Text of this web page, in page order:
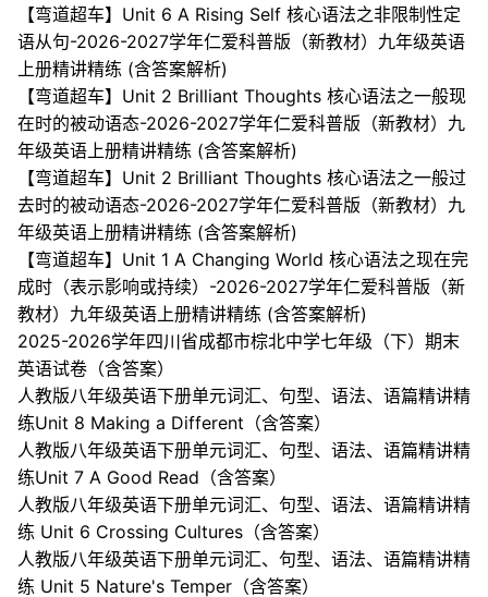
【弯道超车】Unit 6 A Rising Self 核心语法之非限制性定
语从句-2026-2027学年仁爱科普版（新教材）九年级英语
上册精讲精练 (含答案解析)
【弯道超车】Unit 2 Brilliant Thoughts 核心语法之一般现
在时的被动语态-2026-2027学年仁爱科普版（新教材）九
年级英语上册精讲精练 (含答案解析)
【弯道超车】Unit 2 Brilliant Thoughts 核心语法之一般过
去时的被动语态-2026-2027学年仁爱科普版（新教材）九
年级英语上册精讲精练 (含答案解析)
【弯道超车】Unit 1 A Changing World 核心语法之现在完
成时（表示影响或持续）-2026-2027学年仁爱科普版（新
教材）九年级英语上册精讲精练 (含答案解析)
2025-2026学年四川省成都市棕北中学七年级（下）期末
英语试卷（含答案）
人教版八年级英语下册单元词汇、句型、语法、语篇精讲精
练Unit 8 Making a Different（含答案）
人教版八年级英语下册单元词汇、句型、语法、语篇精讲精
练Unit 7 A Good Read（含答案）
人教版八年级英语下册单元词汇、句型、语法、语篇精讲精
练 Unit 6 Crossing Cultures（含答案）
人教版八年级英语下册单元词汇、句型、语法、语篇精讲精
练 Unit 5 Nature's Temper（含答案）